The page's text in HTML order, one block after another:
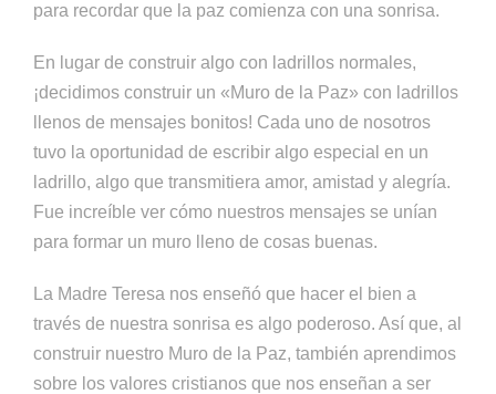
para recordar que la paz comienza con una sonrisa.
En lugar de construir algo con ladrillos normales,
¡decidimos construir un «Muro de la Paz» con ladrillos
llenos de mensajes bonitos! Cada uno de nosotros
tuvo la oportunidad de escribir algo especial en un
ladrillo, algo que transmitiera amor, amistad y alegría.
Fue increíble ver cómo nuestros mensajes se unían
para formar un muro lleno de cosas buenas.
La Madre Teresa nos enseñó que hacer el bien a
través de nuestra sonrisa es algo poderoso. Así que, al
construir nuestro Muro de la Paz, también aprendimos
sobre los valores cristianos que nos enseñan a ser